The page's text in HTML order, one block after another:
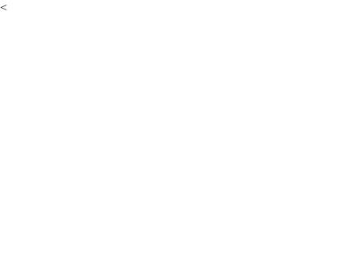
<